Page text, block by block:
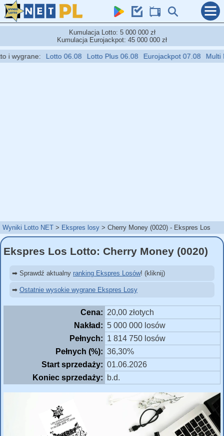
Kumulacja Lotto: 5 000 000 zł
Kumulacja Eurojackpot: 45 000 000 zł
Lotto 06.08 Lotto Plus 06.08 Eurojackpot 07.08 Multi
Wyniki Lotto NET Ekspres losy Cherry Money (0020) - Ekspres Los
Ekspres Los Lotto: Cherry Money (0020)
➡ Sprawdź aktualny ranking Ekspres Losów! (kliknij)
➡ Ostatnie wysokie wygrane Ekspres Losy
Cena: 20,00 złotych
Nakład: 5 000 000 losów
Pełnych: 1 814 750 losów
Pełnych (%): 36,30%
Start sprzedaży: 01.06.2026
Koniec sprzedaży:
b.d.